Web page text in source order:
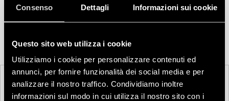
Consenso Dettagli Informazioni sui cookie
Questo sito web utilizza i cookie
Utilizziamo i cookie per personalizzare contenuti ed
annunci, per fornire funzionalità dei social media e per
analizzare il nostro traffico. Condividiamo inoltre
informazioni sul modo in cui utilizza il nostro sito con i
superare anche questa nuova sfida.
PRECEDENTE SUCCESSIVA